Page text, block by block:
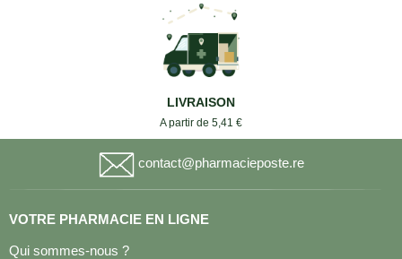
LIVRAISON
A partir de 5,41 €
contact@pharmacieposte.re
VOTRE PHARMACIE EN LIGNE
Qui sommes-nous ?